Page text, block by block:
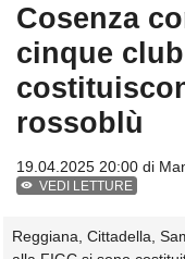
Cosenza
cinque
rossoblù
19.04.2025 20:00 di
VEDI LETTURE
Reggiana, Cittadella,